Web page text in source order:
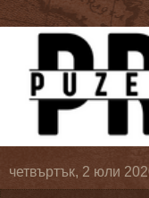
четвъртък, 2 юли